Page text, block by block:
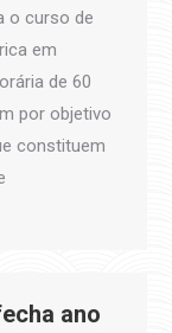
o curso de
em
de 60
por objetivo
constituem
ano